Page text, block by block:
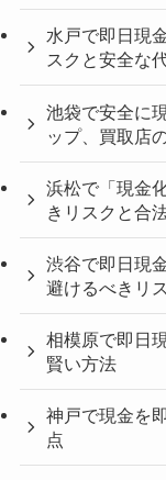
水戸で即日現
スクと安全な
池袋で安全に
ップ、買取店
浜松で「現金
きリスクと合
渋谷で即日現
避けるべきリ
相模原で即日
賢い方法
神戸で現金を
点